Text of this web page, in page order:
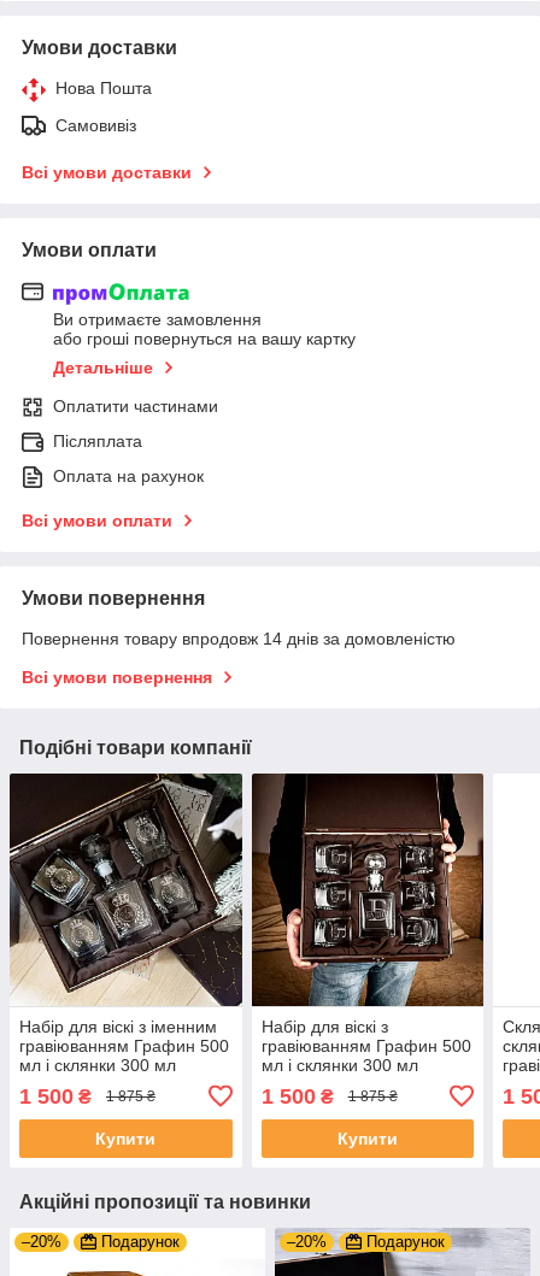
Умови доставки
Нова Пошта
Самовивіз
Всі умови доставки
Умови оплати
Ви отримаєте замовлення
або гроші повернуться на вашу картку
Детальніше
Оплатити частинами
Післяплата
Оплата на рахунок
Всі умови оплати
Умови повернення
Повернення товару впродовж 14 днів за домовленістю
Всі умови повернення
Подібні товари компанії
Набір для віскі з іменним
гравіюванням Графин 500
мл і склянки 300 мл
шефу DS-0029
1 500 ₴ 1 875 ₴
Купити
Набір для віскі з
гравіюванням Графин 500
мл і склянки 300 мл
шефу DS-0009
1 500₴ 1 875 ₴
Купити
1
Акційні пропозиції та новинки
–20% Подарунок –20% Подарунок